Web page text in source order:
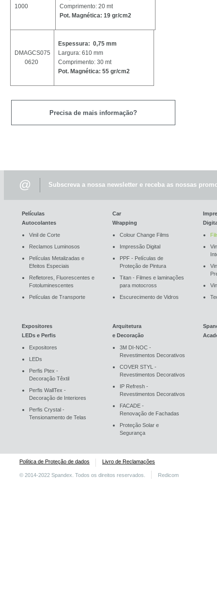
1000
Comprimento: 20 mt
Pot. Magnética: 19 gr/cm2
DMAGCS075
0620
Espessura: 0,75 mm
Largura: 610 mm
Comprimento: 30 mt
Pot. Magnética: 55 gr/cm2
Precisa de mais informação?
@ Subscreva a nossa newsletter e receba as nossas
Películas
Autocolantes
Vinil de Corte
Reclamos Luminosos
Películas Metalizadas e
Efeitos Especiais
Refletores, Fluorescentes e
Fotoluminescentes
Películas de Transporte
Car
Wrapping
Colour Change Films
Impressão Digital
PPF - Películas de
Proteção de Pintura
Titan - Filmes e laminações
para motocross
Escurecimento de Vidros
Expositores
LEDs e Perfis
Expositores
LEDs
Perfis Ptex -
Decoração Têxtil
Perfis WallTex -
Decoração de Interiores
Perfis Crystal -
Tensionamento de Telas
Arquitetura
e Decoração
3M DI-NOC -
Revestimentos Decorativos
COVER STYL -
Revestimentos Decorativos
IP Refresh -
Revestimentos Decorativos
FACADE -
Renovação de Fachadas
Proteção Solar e
Segurança
Política de Proteção de dados Livro de Reclamações
© 2014-2022 Spandex. Todos os direitos reservados. Redicom